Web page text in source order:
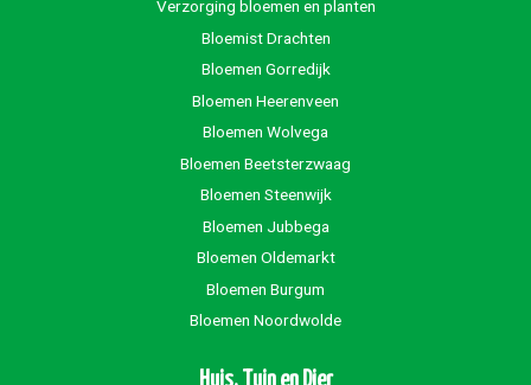
Verzorging bloemen en planten
Bloemist Drachten
Bloemen Gorredijk
Bloemen Heerenveen
Bloemen Wolvega
Bloemen Beetsterzwaag
Bloemen Steenwijk
Bloemen Jubbega
Bloemen Oldemarkt
Bloemen Burgum
Bloemen Noordwolde